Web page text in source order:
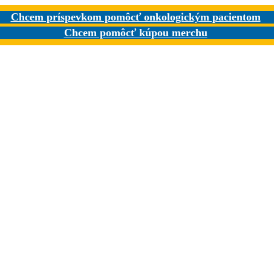
Chcem príspevkom pomôcť onkologickým pacientom
Chcem pomôcť kúpou merchu